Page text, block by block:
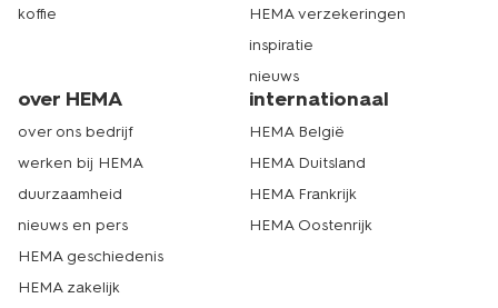
koffie
HEMA verzekeringen
inspiratie
nieuws
over HEMA
over ons bedrijf
werken bij HEMA
duurzaamheid
nieuws en pers
HEMA geschiedenis
HEMA zakelijk
internationaal
HEMA België
HEMA Duitsland
HEMA Frankrijk
HEMA Oostenrijk